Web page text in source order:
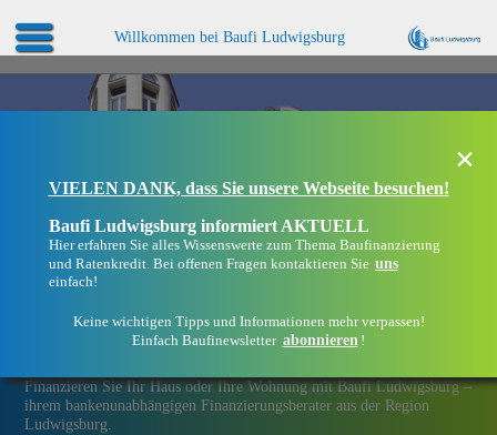
Willkommen bei Baufi Ludwigsburg
Finanzieren Sie Ihr Haus oder Ihre Wohnung mit Baufi Ludwigsburg –
ihrem bankenunabhängigen Finanzierungsberater aus der Region
Ludwigsburg.
×
VIELEN DANK, dass Sie unsere Webseite besuchen!
Baufi Ludwigsburg informiert AKTUELL
Hier erfahren Sie alles Wissenswerte zum Thema Baufinanzierung
und Ratenkredit. Bei offenen Fragen kontaktieren Sie uns
einfach!
Keine wichtigen Tipps und Informationen mehr verpassen!
Einfach Baufinewsletter abonnieren !